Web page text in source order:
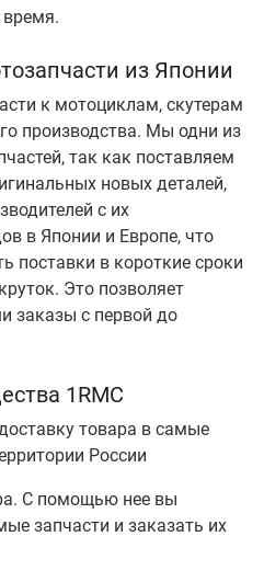
время.
из Японии
к мотоциклам, скутерам
производства. Мы одни из
так как поставляем
новых деталей,
с их
в Японии и Европе, что
поставки в короткие сроки
Это позволяет
заказы с первой до
1RMC
товара в самые
России
С помощью нее вы
запчасти и заказать их